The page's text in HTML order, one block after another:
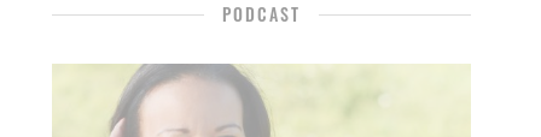
PODCAST